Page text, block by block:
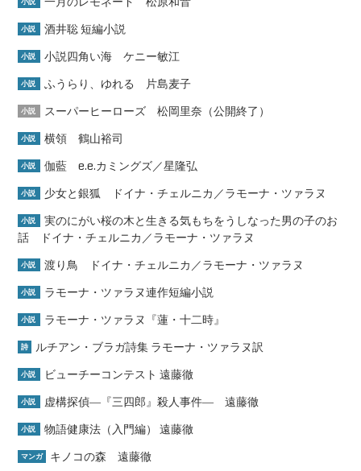
小説 酒井聡 短編小説
小説 小説四角い海 ケニー敏江
小説 ふうらり、ゆれる 片島麦子
小説 スーパーヒーローズ 松岡里奈（公開終了）
小説 横領 鶴山裕司
小説 伽藍 e.e.カミングズ／星隆弘
小説 少女と銀狐 ドイナ・チェルニカ／ラモーナ・ツァラヌ
小説
実のにがい桜の木と生きる気もちをうしなった男の子のお
話 ドイナ・チェルニカ／ラモーナ・ツァラヌ
小説 渡り鳥 ドイナ・チェルニカ／ラモーナ・ツァラヌ
小説 ラモーナ・ツァラヌ連作短編小説
小説 ラモーナ・ツァラヌ『蓮・十二時』
詩 ルチアン・ブラガ詩集 ラモーナ・ツァラヌ訳
小説 ビューチーコンテスト 遠藤徹
小説 虚構探偵―『三四郎』殺人事件― 遠藤徹
小説 物語健康法（入門編） 遠藤徹
マンガ キノコの森 遠藤徹